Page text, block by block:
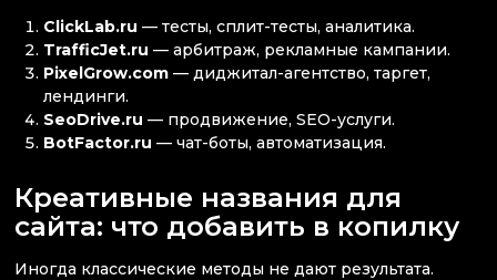
ClickLab.ru — тесты, сплит-тесты, аналитика.
TrafficJet.ru — арбитраж, рекламные кампании.
PixelGrow.com — диджитал-агентство, таргет,
лендинги.
SeoDrive.ru — продвижение, SEO-услуги.
BotFactor.ru — чат-боты, автоматизация.
Креативные названия для
сайта: что добавить в копилку
Иногда классические методы не дают результата.